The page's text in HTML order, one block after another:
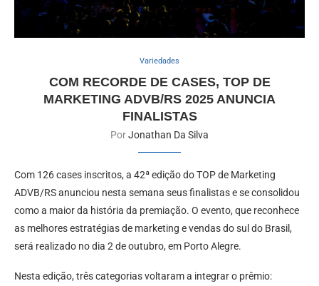
Variedades
COM RECORDE DE CASES, TOP DE
MARKETING ADVB/RS 2025 ANUNCIA
FINALISTAS
PorJonathan Da Silva
Com 126 cases inscritos, a 42ª edição do TOP de Marketing
ADVB/RS anunciou nesta semana seus finalistas e se consolidou
como a maior da história da premiação. O evento, que reconhece
as melhores estratégias de marketing e vendas do sul do Brasil,
será realizado no dia 2 de outubro, em Porto Alegre.
Nesta edição, três categorias voltaram a integrar o prêmio: